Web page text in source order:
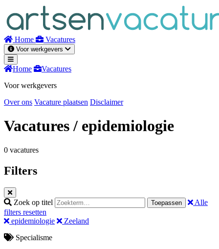
inhoud
Home Vacatures
Voor werkgevers
Home
Vacatures
Voor werkgevers
Over ons Vacature plaatsen Disclaimer
Vacatures/ epidemiologie
0 vacatures
Filters
Zoek op titel Toepassen
Alle
filters resetten
epidemiologie
Zeeland
Specialisme